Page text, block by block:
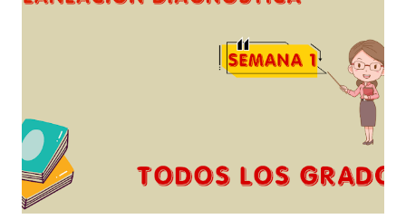
nosotros solo los compartimos con fines educativos,
didácticos e informativos. ☺️ Obtén documento completo
aquí 👇👇 👇 Ejemplo del Diseño del Programa Analítico